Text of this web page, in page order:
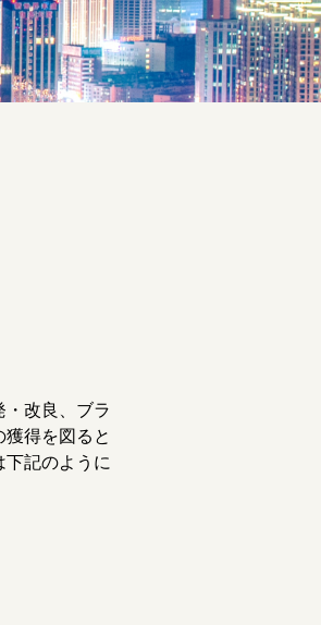
改良、ブラ
得を図ると
記のように